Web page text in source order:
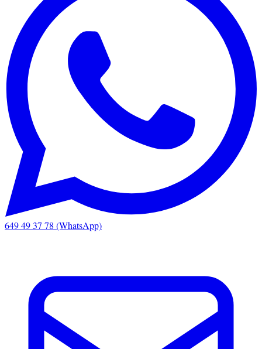
649 49 37 78 (WhatsApp)